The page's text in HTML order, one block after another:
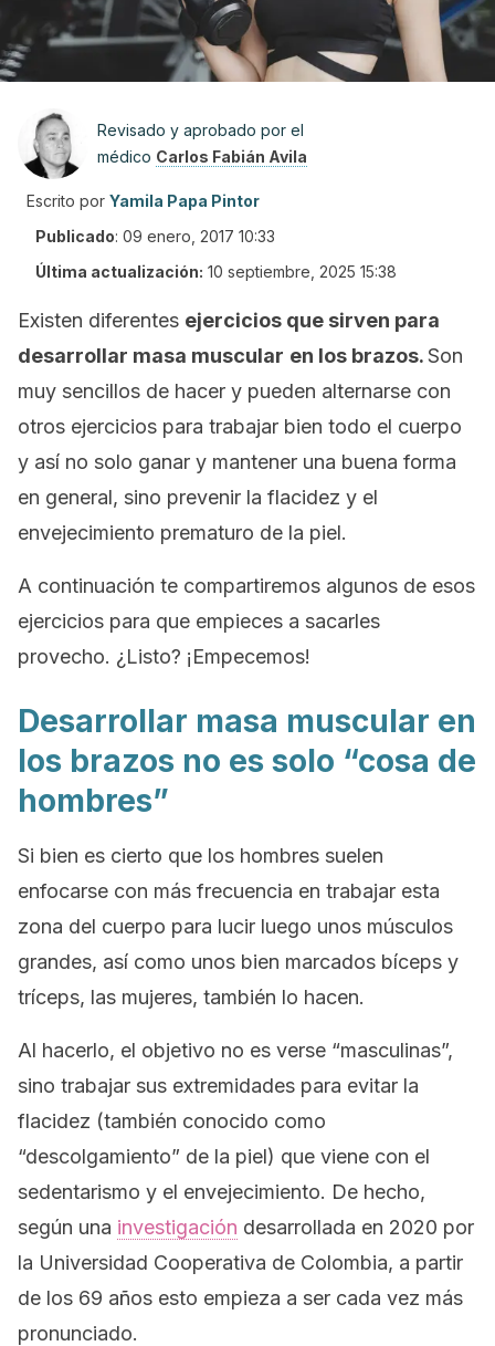
Revisado y aprobado por el
médico Carlos Fabián Avila
Escrito por Yamila Papa Pintor
Publicado: 09 enero, 2017 10:33
Última actualización: 10 septiembre, 2025 15:38
Existen diferentes ejercicios que sirven para
desarrollar masa muscular en los brazos.Son
muy sencillos de hacer y pueden alternarse con
otros ejercicios para trabajar bien todo el cuerpo
y así no solo ganar y mantener una buena forma
en general, sino prevenir la flacidez y el
envejecimiento prematuro de la piel.
A continuación te compartiremos algunos de esos
ejercicios para que empieces a sacarles
provecho. ¿Listo? ¡Empecemos!
Desarrollar masa muscular en
los brazos no es solo “cosa de
hombres”
Si bien es cierto que los hombres suelen
enfocarse con más frecuencia en trabajar esta
zona del cuerpo para lucir luego unos músculos
grandes, así como unos bien marcados bíceps y
tríceps, las mujeres, también lo hacen.
Al hacerlo, el objetivo no es verse “masculinas”,
sino trabajar sus extremidades para evitar la
flacidez (también conocido como
“descolgamiento” de la piel) que viene con el
sedentarismo y el envejecimiento. De hecho,
según una investigación desarrollada en 2020 por
la Universidad Cooperativa de Colombia, a partir
de los 69 años esto empieza a ser cada vez más
pronunciado.